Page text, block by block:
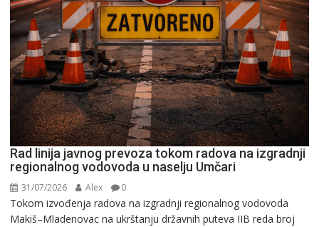
Rad linija javnog prevoza tokom radova na izgradnji
regionalnog vodovoda u naselju Umčari
31/07/2026 Alex 0
Tokom izvođenja radova na izgradnji regionalnog vodovoda
Makiš–Mladenovac na ukrštanju državnih puteva IIB reda broj